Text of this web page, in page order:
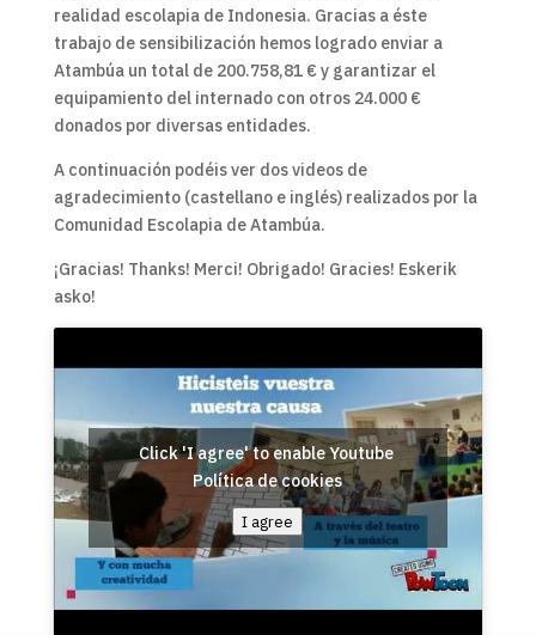
realidad escolapia de Indonesia. Gracias a éste
trabajo de sensibilización hemos logrado enviar a
Atambúa un total de 200.758,81 € y garantizar el
equipamiento del internado con otros 24.000 €
donados por diversas entidades.
A continuación podéis ver dos videos de
agradecimiento (castellano e inglés) realizados por la
Comunidad Escolapia de Atambúa.
¡Gracias! Thanks! Merci! Obrigado! Gracies! Eskerik
asko!
Click 'I agree' to enable Youtube
Política de cookies
I agree